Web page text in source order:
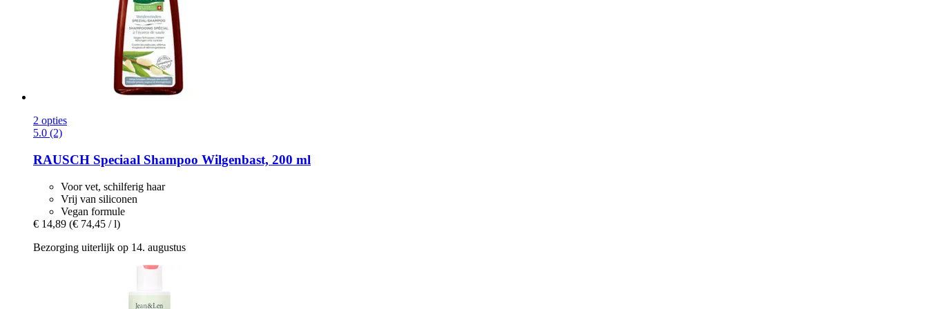
2 opties
5.0 (2)
RAUSCH Speciaal Shampoo Wilgenbast, 200 ml
Voor vet, schilferig haar
Vrij van siliconen
Vegan formule
€ 14,89 (€ 74,45 / l)
Bezorging uiterlijk op 14. augustus